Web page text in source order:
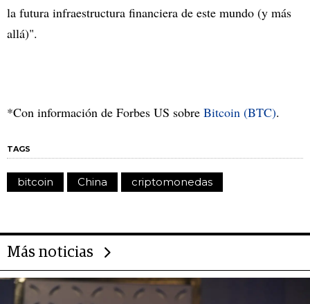
la futura infraestructura financiera de este mundo (y más
allá)".
*Con información de Forbes US sobre Bitcoin (BTC).
TAGS
bitcoin China criptomonedas
Más noticias